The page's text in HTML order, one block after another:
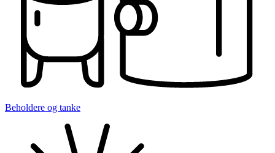
Beholdere og tanke